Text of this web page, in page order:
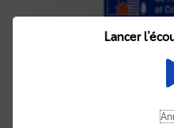
Lancer